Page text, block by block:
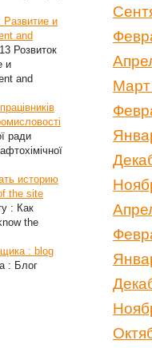
Развитие и
and
Розвиток
и
and
ради
историю
the site
: Как
the
: blog
: Блог